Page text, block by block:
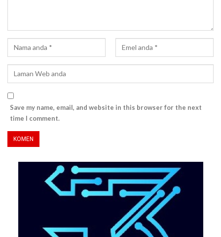
Save my name, email, and website in this browser for the next
time I comment.